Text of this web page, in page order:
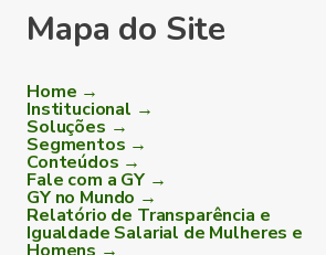
Mapa do Site
Home →
Institucional →
Soluções →
Segmentos →
Conteúdos →
Fale com a GY →
GY no Mundo →
Relatório de Transparência e
Igualdade Salarial de Mulheres e